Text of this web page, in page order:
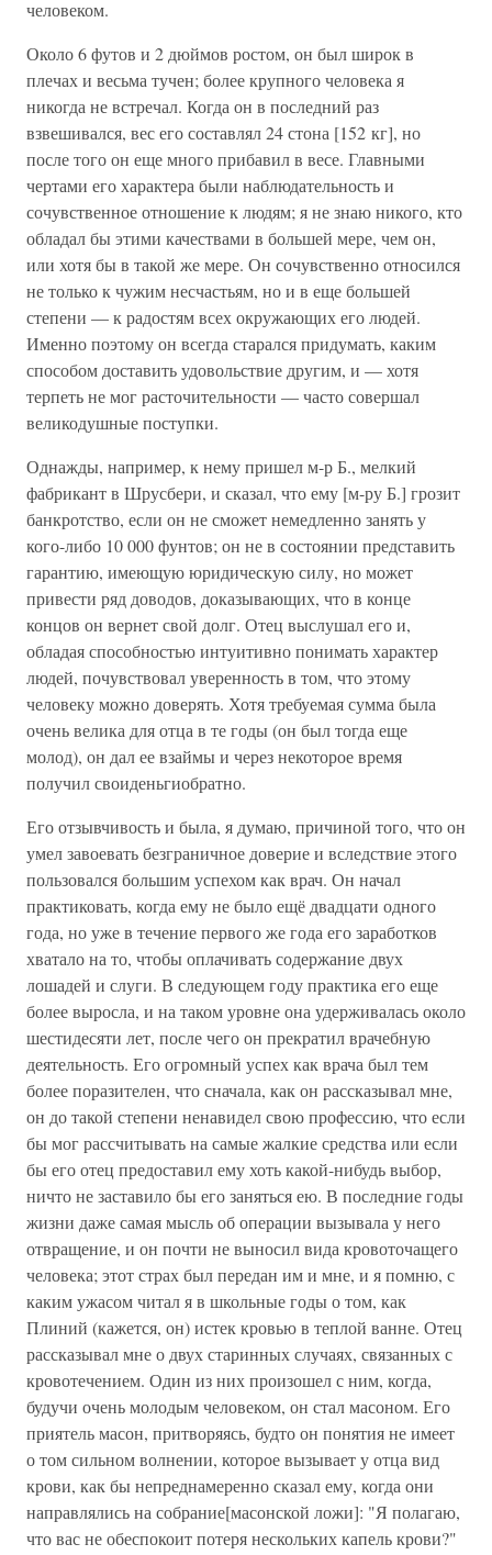
человеком.
Около 6 футов и 2 дюймов ростом, он был широк в
плечах и весьма тучен; более крупного человека я
никогда не встречал. Когда он в последний раз
взвешивался, вес его составлял 24 стона [152 кг], но
после того он еще много прибавил в весе. Главными
чертами его характера были наблюдательность и
сочувственное отношение к людям; я не знаю никого, кто
обладал бы этими качествами в большей мере, чем он,
или хотя бы в такой же мере. Он сочувственно относился
не только к чужим несчастьям, но и в еще большей
степени — к радостям всех окружающих его людей.
Именно поэтому он всегда старался придумать, каким
способом доставить удовольствие другим, и — хотя
терпеть не мог расточительности — часто совершал
великодушные поступки.
Однажды, например, к нему пришел м-р Б., мелкий
фабрикант в Шрусбери, и сказал, что ему [м-ру Б.] грозит
банкротство, если он не сможет немедленно занять у
кого-либо 10 000 фунтов; он не в состоянии представить
гарантию, имеющую юридическую силу, но может
привести ряд доводов, доказывающих, что в конце
концов он вернет свой долг. Отец выслушал его и,
обладая способностью интуитивно понимать характер
людей, почувствовал уверенность в том, что этому
человеку можно доверять. Хотя требуемая сумма была
очень велика для отца в те годы (он был тогда еще
молод), он дал ее взаймы и через некоторое время
получил своиденьгиобратно.
Его отзывчивость и была, я думаю, причиной того, что он
умел завоевать безграничное доверие и вследствие этого
пользовался большим успехом как врач. Он начал
практиковать, когда ему не было ещё двадцати одного
года, но уже в течение первого же года его заработков
хватало на то, чтобы оплачивать содержание двух
лошадей и слуги. В следующем году практика его еще
более выросла, и на таком уровне она удерживалась около
шестидесяти лет, после чего он прекратил врачебную
деятельность. Его огромный успех как врача был тем
более поразителен, что сначала, как он рассказывал мне,
он до такой степени ненавидел свою профессию, что если
бы мог рассчитывать на самые жалкие средства или если
бы его отец предоставил ему хоть какой-нибудь выбор,
ничто не заставило бы его заняться ею. В последние годы
жизни даже самая мысль об операции вызывала у него
отвращение, и он почти не выносил вида кровоточащего
человека; этот страх был передан им и мне, и я помню, с
каким ужасом читал я в школьные годы о том, как
Плиний (кажется, он) истек кровью в теплой ванне. Отец
рассказывал мне о двух старинных случаях, связанных с
кровотечением. Один из них произошел с ним, когда,
будучи очень молодым человеком, он стал масоном. Его
приятель масон, притворяясь, будто он понятия не имеет
о том сильном волнении, которое вызывает у отца вид
крови, как бы непреднамеренно сказал ему, когда они
направлялись на собрание[масонской ложи]: "Я полагаю,
что вас не обеспокоит потеря нескольких капель крови?"